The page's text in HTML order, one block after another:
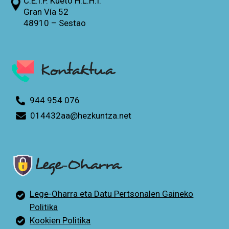
Gran Vía 52
48910 – Sestao
Kontaktua
944 954 076
014432aa@hezkuntza.net
Lege-Oharra
Lege-Oharra eta Datu Pertsonalen Gaineko
Politika
Kookien Politika